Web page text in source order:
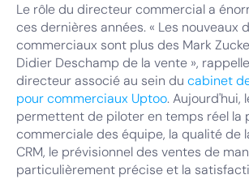
Le rôle du directeur commercial a
ces dernières années. « Les nouveaux
commerciaux sont plus des Mark
Didier Deschamp de la vente »,
directeur associé au sein du cabinet
pour commerciaux Uptoo. Aujourd'hui,
permettent de piloter en temps réel la
commerciale des équipe, la qualité de
CRM, le prévisionnel des ventes de
particulièrement précise et la